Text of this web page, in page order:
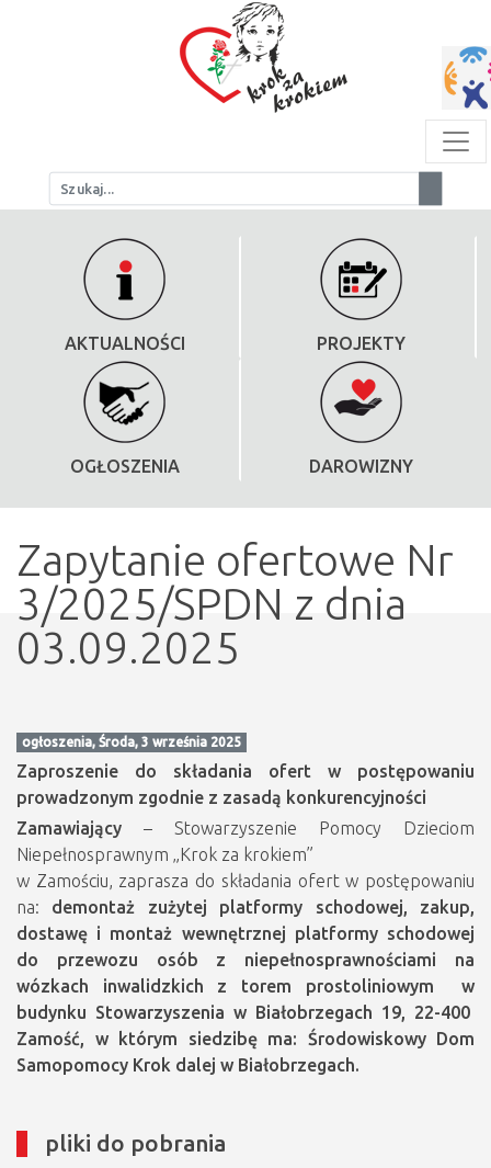
AKTUALNOŚCI PROJEKTY
OGŁOSZENIA DAROWIZNY
Zapytanie ofertowe Nr
3/2025/SPDN z dnia
03.09.2025
ogłoszenia, Środa, 3 września 2025
Zaproszenie do składania ofert w postępowaniu
prowadzonym zgodnie z zasadą konkurencyjności
Zamawiający – Stowarzyszenie Pomocy Dzieciom
Niepełnosprawnym „Krok za krokiem”
w Zamościu, zaprasza do składania ofert w postępowaniu
na: demontaż zużytej platformy schodowej,
zakup,
dostawę i montaż wewnętrznej platformy schodowej
do przewozu osób z niepełnosprawnościami na
wózkach inwalidzkich z torem prostoliniowym w
budynku Stowarzyszenia w Białobrzegach 19, 22-400
Zamość, w którym siedzibę ma: Środowiskowy Dom
Samopomocy Krok dalej w Białobrzegach.
pliki do pobrania